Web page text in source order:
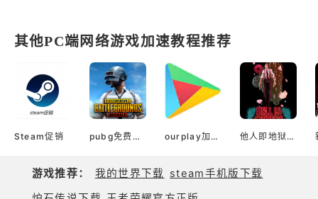
其他PC端网络游戏加速教程推荐
Steam促销 pubg免费加速器 ourplay加速器官网 他人即地狱(Epic版)
游戏推荐： 我的世界下载
steam手机版下载